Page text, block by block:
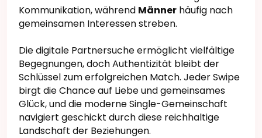
Kommunikation, während Männer häufig nach
gemeinsamen Interessen streben.
Die digitale Partnersuche ermöglicht vielfältige
Begegnungen, doch Authentizität bleibt der
Schlüssel zum erfolgreichen Match. Jeder Swipe
birgt die Chance auf Liebe und gemeinsames
Glück, und die moderne Single-Gemeinschaft
navigiert geschickt durch diese reichhaltige
Landschaft der Beziehungen.